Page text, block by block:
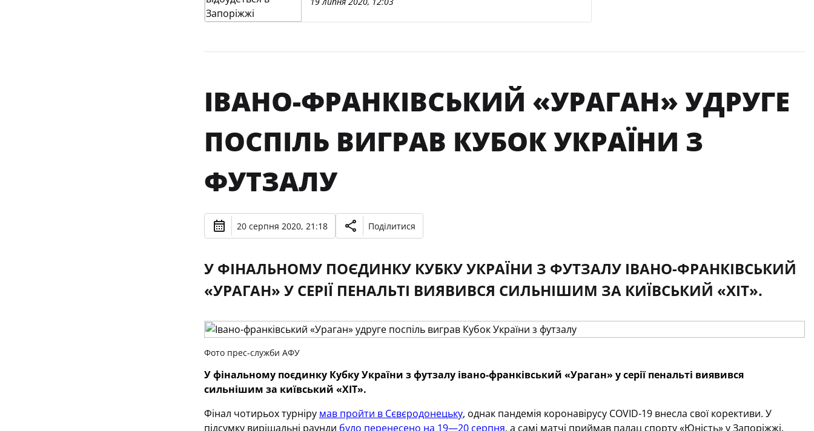
ІВАНО-ФРАНКІВСЬКИЙ «УРАГАН» УДРУГЕ
ПОСПІЛЬ ВИГРАВ КУБОК УКРАЇНИ З
ФУТЗАЛУ
20 серпня 2020, 21:18 Поділитися
У ФІНАЛЬНОМУ ПОЄДИНКУ КУБКУ УКРАЇНИ З ФУТЗАЛУ ІВАНО-ФРАНКІВСЬКИЙ
«УРАГАН» У СЕРІЇ ПЕНАЛЬТІ ВИЯВИВСЯ СИЛЬНІШИМ ЗА КИЇВСЬКИЙ «ХІТ».
Фото прес-служби АФУ
У фінальному поєдинку Кубку України з футзалу івано-франківський «Ураган» у серії пенальті виявився
сильнішим за київський «ХІТ».
Фінал чотирьох турніру мав пройти в Сєвєродонецьку, однак пандемія коронавірусу COVID-19 внесла свої корективи. У
підсумку вирішальні раунди було перенесено на 19—20 серпня, а самі матчі приймав палац спорту «Юність» у Запоріжжі.